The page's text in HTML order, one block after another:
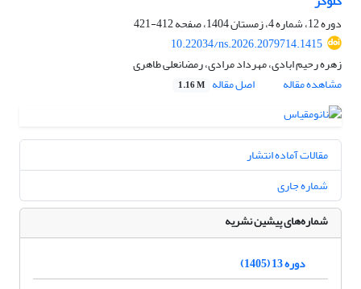
دوره 12، شماره 4، زمستان 1404، صفحه
412-421
10.22034/ns.2026.2079714.1415
زهره رحیم ابادی، مهرداد مرادی، رمضانعلی طاهری
مشاهده مقاله
اصل مقاله 1.16 M
مقالات آماده انتشار
شماره جاری
شماره‌های پیشین نشریه
دوره 13 (1405)